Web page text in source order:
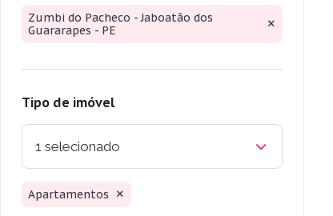
Zumbi do Pacheco - Jaboatão dos
Guararapes - PE
Tipo de imóvel
1 selecionado
Apartamentos